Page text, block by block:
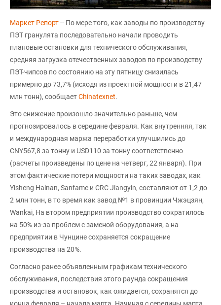
Маркет Репорт-- По мере того, как заводы по производству
ПЭТ гранулята последовательно начали проводить
плановые остановки для технического обслуживания,
средняя загрузка отечественных заводов по производству
ПЭТ-чипсов по состоянию на эту пятницу снизилась
примерно до 73,7% (исходя из проектной мощности в 21,47
млн тонн), сообщаетСhinatexnet.
Это снижение произошло значительно раньше, чем
прогнозировалось в середине февраля. Как внутренняя, так
и международная маржа переработки улучшились до
CNY567,8 за тонну и USD110 за тонну соответственно
(расчеты произведены по цене на четверг, 22 января). При
этом фактические потери мощности на таких заводах, как
Yisheng Hainan, Sanfame и CRC Jiangyin, составляют от 1,2 до
2 млн тонн, в то время как завод №1 в провинции Чжэцзян,
Wankai, На втором предприятии производство сократилось
на 50% из-за проблем с заменой оборудования, а на
предприятии в Чунцине сохраняется сокращение
производства на 20%.
Согласно ранее объявленным графикам технического
обслуживания, последствия этого раунда сокращения
производства и остановок, как ожидается, сохранятся до
конца февраля – начала марта. Начиная с середины марта,